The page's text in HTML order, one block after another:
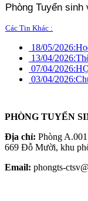
Phòng Tuyển
Các Tin Khác :
18/05/2026:
13/04/2026:
07/04/2026:
03/04/2026:
PHÒNG TUYỂN
Địa chỉ: Phòng
669 Đỗ Mười, khu
Email: phongts-